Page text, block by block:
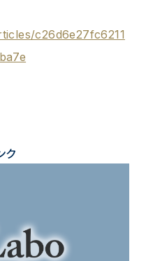
c26d6e27fc6211
ク